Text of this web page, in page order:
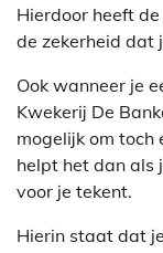
Hierdoor heeft
de zekerheid dat
Ook wanneer je
Kwekerij De
mogelijk om toch
helpt het dan als
voor je tekent.
Hierin staat dat